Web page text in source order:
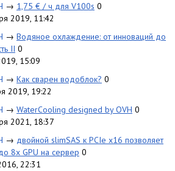
→ 1,75 € / ч для V100s 0
2019, 11:42
→ Водяное охлаждение: от инноваций до
II 0
15:09
→ Как сварен водоблок? 0
2019, 19:22
→ WaterCooling designed by OVH 0
2021, 18:37
→ двойной slimSAS к PCIe x16 позволяет
8x GPU на сервер 0
22:31